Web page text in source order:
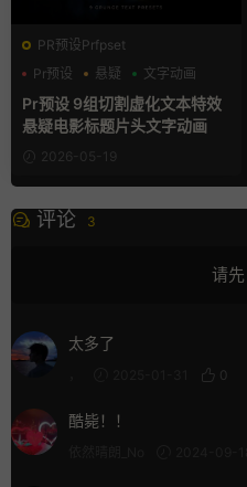
PR预设Prfpset
Pr预设
悬疑 文字动画
Pr预设 9组切割虚化文本特效
悬疑电影标题片头文字动画
2026-05-19
评论 3
请先
太多了
0
酷毙！！